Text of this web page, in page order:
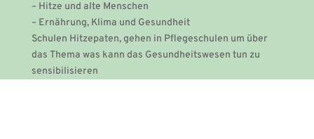
– Hitze und alte Menschen
– Ernährung, Klima und Gesundheit
Schulen Hitzepaten, gehen in Pflegeschulen um über
das Thema was kann das Gesundheitswesen tun zu
sensibilisieren